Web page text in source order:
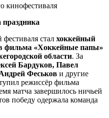
кинофестиваля
стал хоккейный
фильма «Хоккейные папы»
области. За
Бардуков, Павел
Феськов и другие
режиссёр фильма
матча завершилось ничьей
победу одержала команда